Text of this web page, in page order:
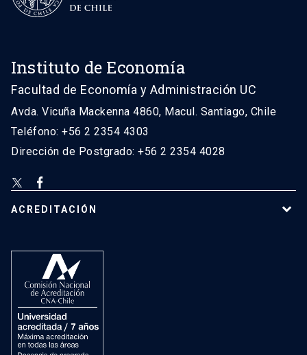
Instituto de Economía
Facultad de Economía y Administración UC
Avda. Vicuña Mackenna 4860, Macul. Santiago, Chile
Teléfono: +56 2 2354 4303
Dirección de Postgrado: +56 2 2354 4028
ACREDITACIÓN